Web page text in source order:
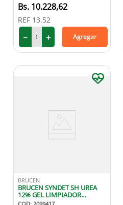
10.228,62
REF 13.52
＋
－ Agregar
BRUCEN
BRUCEN SYNDET SH UREA
12% GEL LIMPIADOR
CAPILAR 400CC